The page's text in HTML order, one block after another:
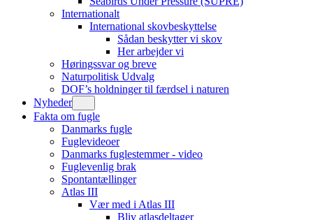
Internationalt
International skovbeskyttelse
Sådan beskytter vi skov
Her arbejder vi
Høringssvar og breve
Naturpolitisk Udvalg
DOF’s holdninger til færdsel i naturen
Nyheder
Fakta om fugle
Danmarks fugle
Fuglevideoer
Danmarks fuglestemmer - video
Fuglevenlig brak
Spontantællinger
Atlas III
Vær med i Atlas III
Bliv atlasdeltager